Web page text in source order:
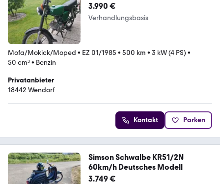
3.990 €
Verhandlungsbasis
Mofa/Mokick/Moped • EZ 01/1985 • 500 km • 3 kW (4 PS) •
50 cm³• Benzin
Privatanbieter
18442 Wendorf
Kontakt Parken
Simson Schwalbe KR51/2N
60km/h Deutsches Modell
3.749 €